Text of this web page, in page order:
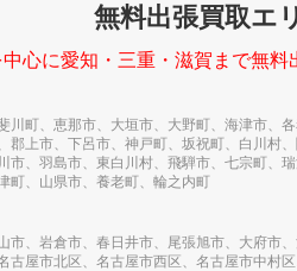
無料出張買取エ
心に愛知・三重・滋賀まで無料
川町、恵那市、大垣市、大野町、海津市、
郡上市、下呂市、神戸町、坂祝町、白川村
市、羽島市、東白川村、飛騨市、七宗町、
町、山県市、養老町、輪之内町
市、岩倉市、春日井市、尾張旭市、大府市
古屋市北区、名古屋市西区、名古屋市中村